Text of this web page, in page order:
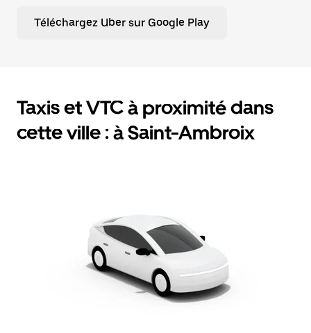
Téléchargez Uber sur Google Play
Taxis et VTC à proximité dans
cette ville : à Saint-Ambroix